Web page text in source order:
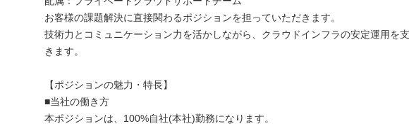
お客様の課題解決に直接関わるポジションを担っていただきます。
技術力とコミュニケーション力を活かしながら、クラウドインフラの安定運用を
きます。
【ポジションの魅力・特長】
■当社の働き方
本ポジションは、100%自社(本社)勤務になります。